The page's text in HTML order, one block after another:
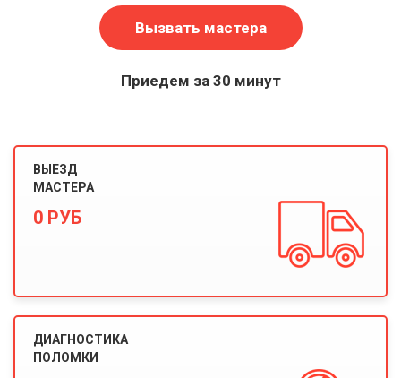
Вызвать мастера
Приедем за 30 минут
ВЫЕЗД
МАСТЕРА
0 РУБ
ДИАГНОСТИКА
ПОЛОМКИ